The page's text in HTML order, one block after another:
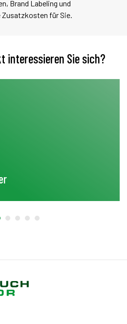
Brand Labeling und
für Sie.
interessieren Sie sich?